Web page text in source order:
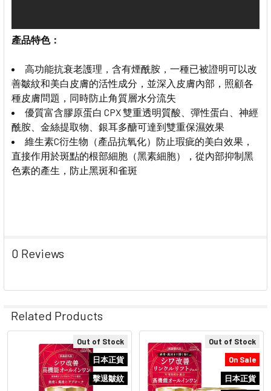
產品特色：
高功能抗衰老護理， 含有煙酰胺，一種已被證明可以改
善皺紋和美白皮膚的活性成分，並深入皮膚內部，照顧各
種皮膚問題，同時防止角質層水分流失
優質富含膠原蛋白 CPX 雙重透明質酸、彈性蛋白、神經
酰胺、金絲提取物、銀耳多醣可達到雙重保濕效果
維生素C衍生物（產品抗氧化）防止瑕疵的美白效果，
直接作用於斑點的根部細胞（黑素細胞），從內部抑制黑
色素的產生，防止黑斑和雀斑
0 Reviews
Related Products
Related
Products
Out of Stock
日本正貨
擊退皺紋
Out of Stock
On Sale
日本正貨